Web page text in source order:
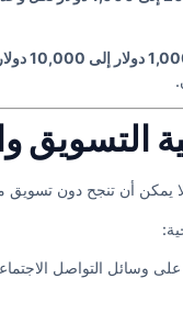
يمكن أن تنجح دون تسويق
على وسائل التواصل